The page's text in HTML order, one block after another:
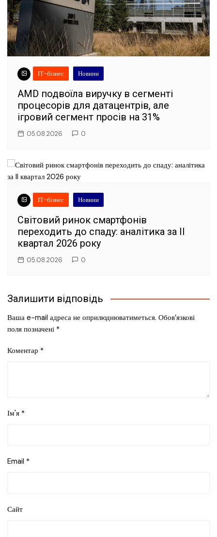
ІТ-бізнес Новини
AMD подвоїла виручку в сегменті
процесорів для датацентрів, але
ігровий сегмент просів на 31%
05.08.2026 0
ІТ-бізнес Новини
Світовий ринок смартфонів
переходить до спаду: аналітика за II
квартал 2026 року
05.08.2026 0
Залишити відповідь
Ваша e-mail адреса не оприлюднюватиметься. Обов’язкові
поля позначені *
Коментар *
Ім'я *
Email *
Сайт